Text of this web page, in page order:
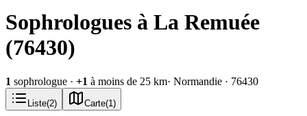
Sophrologues à La Remuée
(76430)
1 sophrologue · +1 à moins de 25 km· Normandie · 76430
Liste(2) Carte(1 )